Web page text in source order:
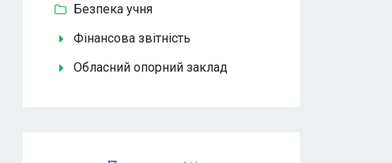
Безпека учня
Фінансова звітність
Обласний опорний заклад